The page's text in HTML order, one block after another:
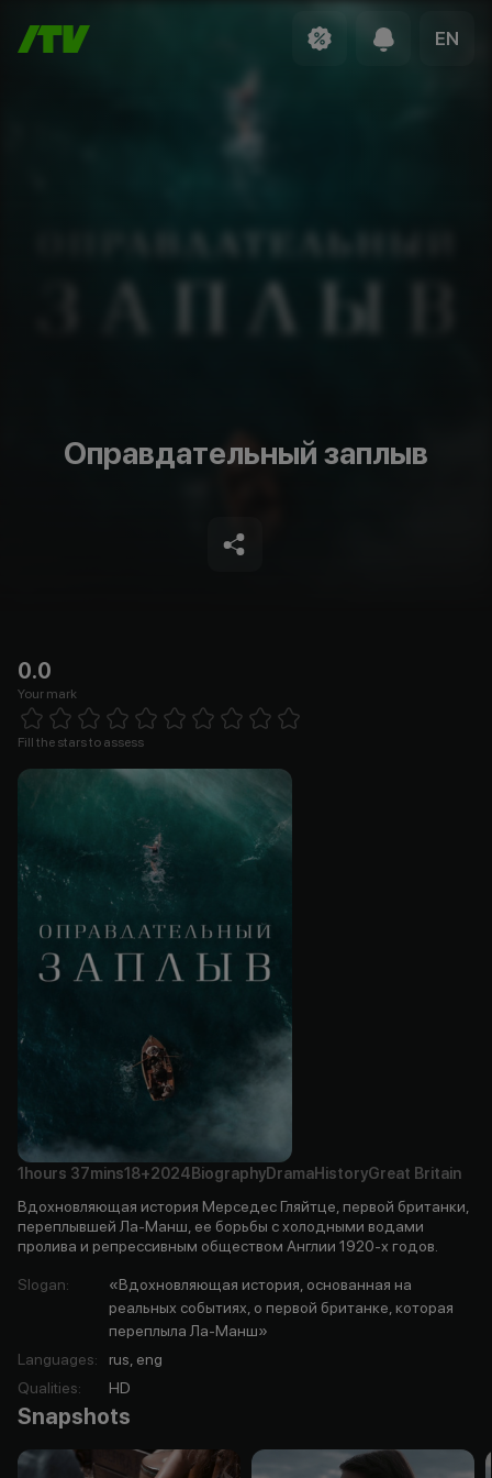
EN
Оправдательный заплыв
0.0
Your mark
1 Star 2 Stars 3 Stars
Fill the stars to assess
1hours 37mins18+2024 BiographyDramaHistoryGreat Britain
Вдохновляющая история Мерседес Гляйтце, первой британки,
переплывшей Ла-Манш, ее борьбы с холодными водами
пролива и репрессивным обществом Англии 1920-х годов.
Slogan:
«Вдохновляющая история, основанная на
реальных событиях, о первой британке, которая
переплыла Ла-Манш»
Languages:
rus, eng
Qualities: HD
Snapshots